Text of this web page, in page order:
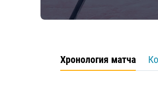
Хронология матча